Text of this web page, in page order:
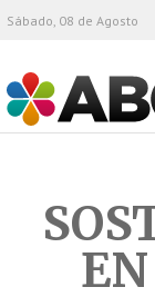
ABC
Sábado, 08 de Agosto